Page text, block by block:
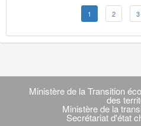
1 2 3
Navigation
transverse
Ministère de la Transition
des
Ministère de la
Secrétariat d'état